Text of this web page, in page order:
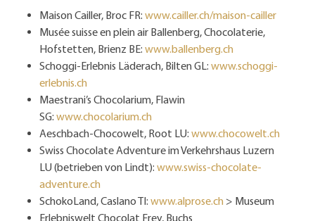
Maison Cailler, Broc FR: www.cailler.ch/maison-cailler
Musée suisse en plein air Ballenberg, Chocolaterie,
Hofstetten, Brienz BE: www.ballenberg.ch
Schoggi-Erlebnis Läderach, Bilten GL: www.schoggi-
erlebnis.ch
Maestrani’s Chocolarium, Flawin
SG: www.chocolarium.ch
Aeschbach-Chocowelt, Root LU: www.chocowelt.ch
Swiss Chocolate Adventure im Verkehrshaus Luzern
LU (betrieben von Lindt): www.swiss-chocolate-
adventure.ch
SchokoLand, Caslano TI: www.alprose.ch > Museum
Erlebniswelt Chocolat Frey, Buchs